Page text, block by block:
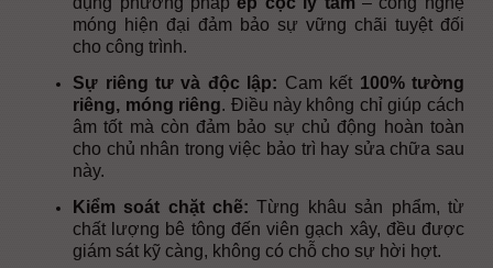
móng hiện đại đảm bảo sự vững chãi tuyệt đối
cho công trình.
Sự riêng tư và độc lập: Cam kết 100% tường
riêng, móng riêng. Điều này không chỉ giúp cách
âm tốt mà còn đảm bảo sự chủ động hoàn toàn
cho chủ nhân trong việc bảo trì hay sửa chữa sau
này.
Kiểm soát chặt chẽ: Từng khâu sản phẩm, từ
chất lượng bê tông đến viên gạch xây, đều được
giám sát kỹ càng, không có chỗ cho sự hời hợt.